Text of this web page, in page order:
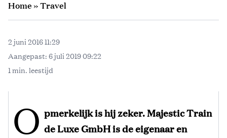
Home»Travel
2 juni 2016 11:29
Aangepast: 6 juli 2019 09:22
1 min. leestijd
O pmerkelijk is hij zeker. Majestic Train
de Luxe GmbH is de eigenaar en